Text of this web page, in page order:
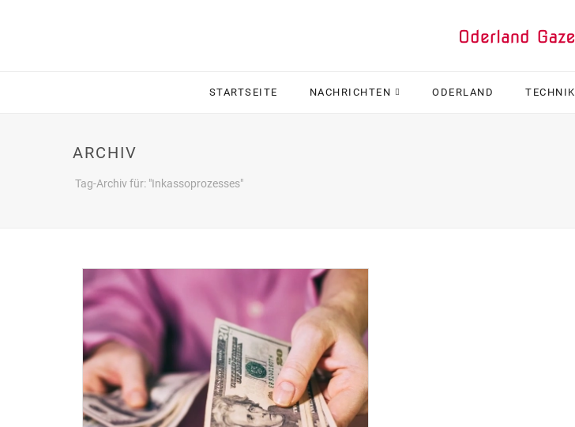
STARTSEITE NACHRICHTEN ODERLAND TECHNIK
ARCHIV
Tag-Archiv für: "Inkassoprozesses"